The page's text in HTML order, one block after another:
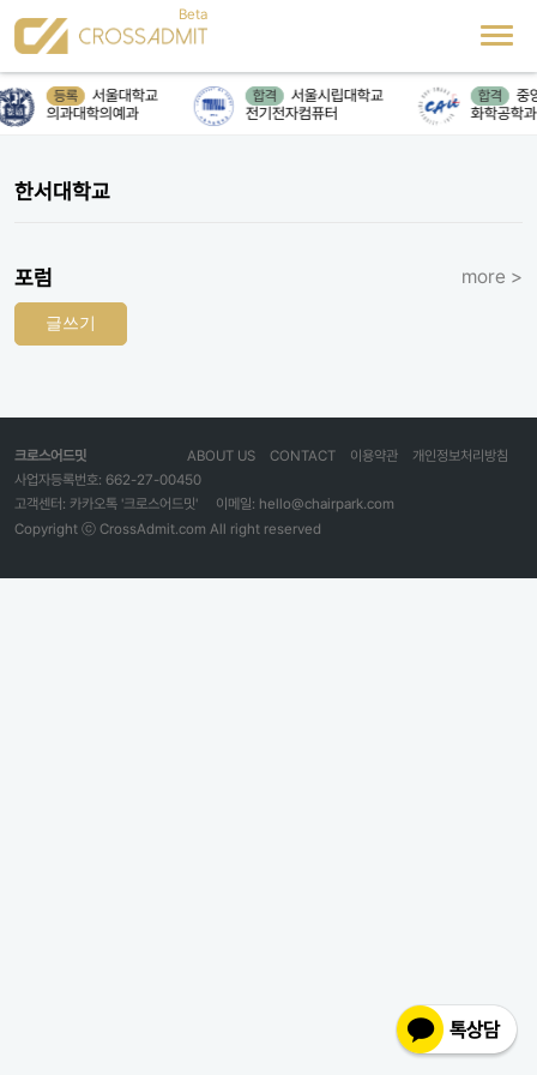
등록
서울대학교
의과대학의예과
합격
서울시립대학교
전기전자컴퓨터
합격
중
화학공학과
한서대학교
포럼 more >
글쓰기
크로스어드밋 개인정보처리방침
이용약관
CONTACT
ABOUT US
사업자등록번호: 662-27-00450
고객센터: 카카오톡 '크로스어드밋'
이메일: hello@chairpark.com
Copyright ⓒ CrossAdmit.com All right reserved